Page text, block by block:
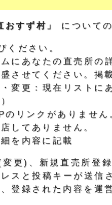
すず村」 について
ください。
にあなたの直売所
させてください。掲
変更：現在リスト
のリンクがありません
してありません。
を内容に記載
更)、新規直売所登
スと投稿キーが送信
登録された内容を運